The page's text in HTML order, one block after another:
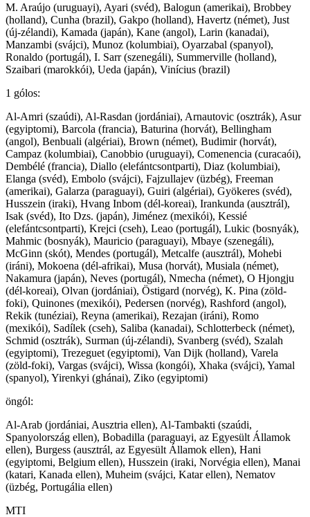
M. Araújo (uruguayi), Ayari (svéd), Balogun (amerikai), Brobbey
(holland), Cunha (brazil), Gakpo (holland), Havertz (német), Just
(új-zélandi), Kamada (japán), Kane (angol), Larin (kanadai),
Manzambi (svájci), Munoz (kolumbiai), Oyarzabal (spanyol),
Ronaldo (portugál), I. Sarr (szenegáli), Summerville (holland),
Szaibari (marokkói), Ueda (japán), Vinícius (brazil)
1 gólos:
Al-Amri (szaúdi), Al-Rasdan (jordániai), Arnautovic (osztrák), Asur
(egyiptomi), Barcola (francia), Baturina (horvát), Bellingham
(angol), Benbuali (algériai), Brown (német), Budimir (horvát),
Campaz (kolumbiai), Canobbio (uruguayi), Comenencia (curacaói),
Dembélé (francia), Diallo (elefántcsontparti), Diaz (kolumbiai),
Elanga (svéd), Embolo (svájci), Fajzullajev (üzbég), Freeman
(amerikai), Galarza (paraguayi), Guiri (algériai), Gyökeres (svéd),
Husszein (iraki), Hvang Inbom (dél-koreai), Irankunda (ausztrál),
Isak (svéd), Ito Dzs. (japán), Jiménez (mexikói), Kessié
(elefántcsontparti), Krejci (cseh), Leao (portugál), Lukic (bosnyák),
Mahmic (bosnyák), Mauricio (paraguayi), Mbaye (szenegáli),
McGinn (skót), Mendes (portugál), Metcalfe (ausztrál), Mohebi
(iráni), Mokoena (dél-afrikai), Musa (horvát), Musiala (német),
Nakamura (japán), Neves (portugál), Nmecha (német), O Hjongju
(dél-koreai), Olvan (jordániai), Östigard (norvég), K. Pina (zöld-
foki), Quinones (mexikói), Pedersen (norvég), Rashford (angol),
Rekik (tunéziai), Reyna (amerikai), Rezajan (iráni), Romo
(mexikói), Sadílek (cseh), Saliba (kanadai), Schlotterbeck (német),
Schmid (osztrák), Surman (új-zélandi), Svanberg (svéd), Szalah
(egyiptomi), Trezeguet (egyiptomi), Van Dijk (holland), Varela
(zöld-foki), Vargas (svájci), Wissa (kongói), Xhaka (svájci), Yamal
(spanyol), Yirenkyi (ghánai), Ziko (egyiptomi)
öngól:
Al-Arab (jordániai, Ausztria ellen), Al-Tambakti (szaúdi,
Spanyolország ellen), Bobadilla (paraguayi, az Egyesült Államok
ellen), Burgess (ausztrál, az Egyesült Államok ellen), Hani
(egyiptomi, Belgium ellen), Husszein (iraki, Norvégia ellen), Manai
(katari, Kanada ellen), Muheim (svájci, Katar ellen), Nematov
(üzbég, Portugália ellen)
MTI